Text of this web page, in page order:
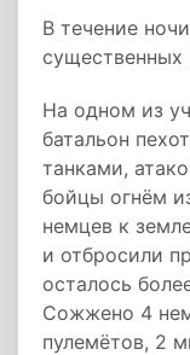
В течение
существенных
На одном из
батальон
танками,
бойцы огнём
немцев к
и отбросили
осталось
Сожжено 4
пулемётов, 2